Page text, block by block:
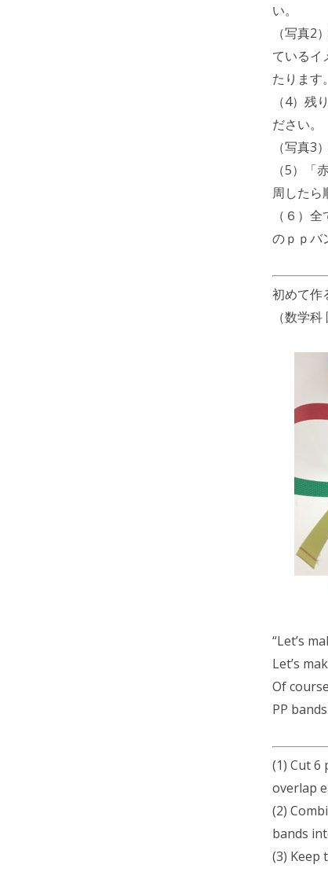
い。
（写真2
ているイ
たります。
（4）残
ださい。
（写真3
（5）「
周したら
（６）
のｐｐバ
初めて作
（数学科
“Let’s
Let’s
Of
PP
(1) Cut 6
overlap
(2)
bands
(3) Keep